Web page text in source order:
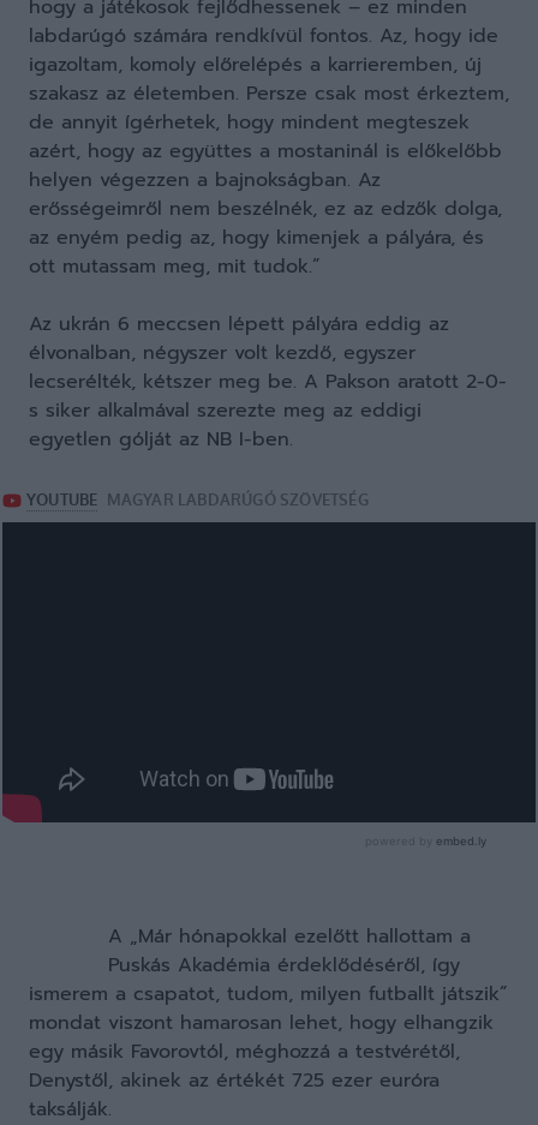
hogy a játékosok fejlődhessenek – ez minden
labdarúgó számára rendkívül fontos. Az, hogy ide
igazoltam, komoly előrelépés a karrieremben, új
szakasz az életemben. Persze csak most érkeztem,
de annyit ígérhetek, hogy mindent megteszek
azért, hogy az együttes a mostaninál is előkelőbb
helyen végezzen a bajnokságban. Az
erősségeimről nem beszélnék, ez az edzők dolga,
az enyém pedig az, hogy kimenjek a pályára, és
ott mutassam meg, mit tudok.”
Az ukrán 6 meccsen lépett pályára eddig az
élvonalban, négyszer volt kezdő, egyszer
lecserélték, kétszer meg be. A Pakson aratott 2-0-
s siker alkalmával szerezte meg az eddigi
egyetlen gólját az NB I-ben.
A „Már hónapokkal ezelőtt hallottam a
Puskás Akadémia érdeklődéséről, így
ismerem a csapatot, tudom, milyen futballt játszik”
mondat viszont hamarosan lehet, hogy elhangzik
egy másik Favorovtól, méghozzá a testvérétől,
Denystől, akinek az értékét 725 ezer euróra
taksálják.